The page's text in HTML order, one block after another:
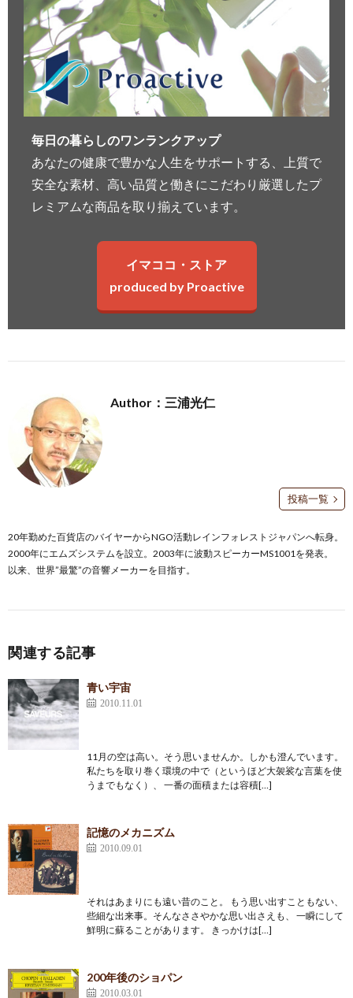
毎日の暮らしのワンランクアップ
あなたの健康で豊かな人生をサポートする、上質で
安全な素材、高い品質と働きにこだわり厳選したプ
レミアムな商品を取り揃えています。
イマココ・ストア
produced by Proactive
Author：三浦光仁
投稿一覧
20年勤めた百貨店のバイヤーからNGO活動レインフォレストジャパンへ転身。
2000年にエムズシステムを設立。2003年に波動スピーカーMS1001を発表。
以来、世界”最驚”の音響メーカーを目指す。
関連する記事
青い宇宙
2010.11.01
11月の空は高い。そう思いませんか。しかも澄んでいます。
私たちを取り巻く環境の中で（というほど大袈裟な言葉を使
うまでもなく）、 一番の面積または容積[…]
記憶のメカニズム
2010.09.01
それはあまりにも遠い昔のこと。 もう思い出すこともない、
些細な出来事。そんなささやかな思い出さえも、 一瞬にして
鮮明に蘇ることがあります。 きっかけは[…]
200年後のショパン
2010.03.01